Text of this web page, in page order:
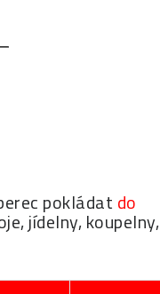
pokládat do
jídelny, koupelny,